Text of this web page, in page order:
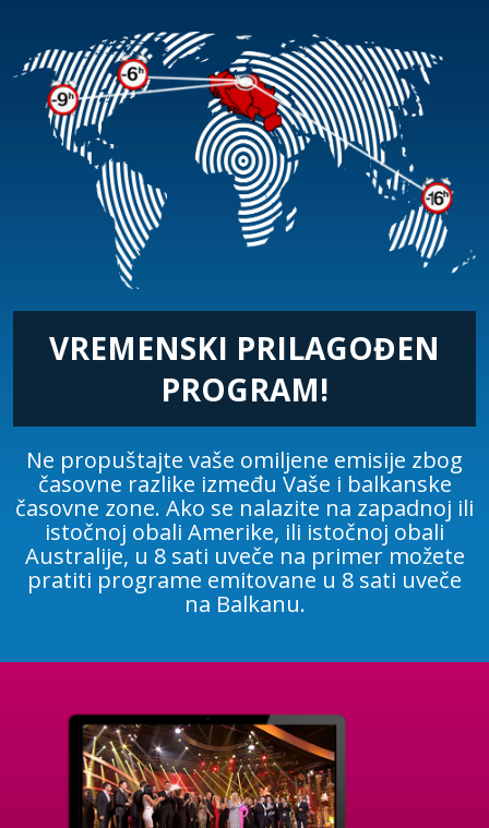
VREMENSKI PRILAGOĐEN
PROGRAM!
Ne propuštajte vaše omiljene emisije zbog
časovne razlike između Vaše i balkanske
časovne zone. Ako se nalazite na zapadnoj ili
istočnoj obali Amerike, ili istočnoj obali
Australije, u 8 sati uveče na primer možete
pratiti programe emitovane u 8 sati uveče
na Balkanu.